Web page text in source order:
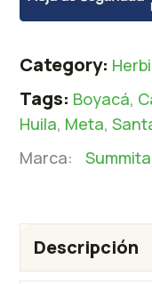
Category:
Tags: Boyacá,
Huila, Meta,
Marca:
Descripción